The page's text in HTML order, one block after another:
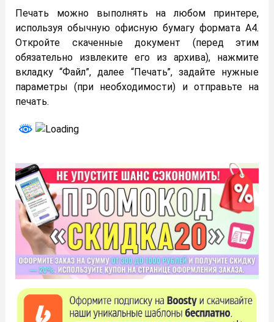
Печать можно выполнять на любом принтере,
используя обычную офисную бумагу формата А4.
Откройте скаченные документ (перед этим
обязательно извлеките его из архива), нажмите
вкладку “Файл”, далее “Печать”, задайте нужные
параметры (при необходимости) и отправьте на
печать.